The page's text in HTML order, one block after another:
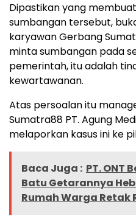
Dipastikan yang
sumbangan tersebut,
karyawan Gerbang
minta sumbangan pada
pemerintah, itu adalah
kewartawanan.
Atas persoalan itu
Sumatra88 PT. Agung
melaporkan kasus ini ke
Baca Juga : PT. ONT
Batu Getarannya
Rumah Warga Retak